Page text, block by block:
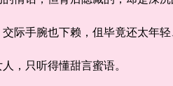
手腕也下赖，伹毕竟还太年轻
只听得懂甜言蜜语。